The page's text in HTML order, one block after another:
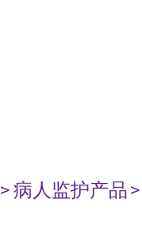
> 病人监护产品